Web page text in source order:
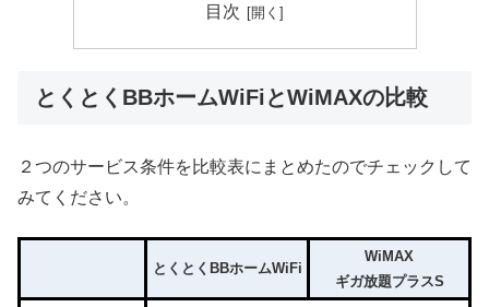
目次
とくとくBBホームWiFiとWiMAXの比較
２つのサービス条件を比較表にまとめたのでチェックして
みてください。
とくとくBBホームWiFi
WiMAX
ギガ放題プラスS